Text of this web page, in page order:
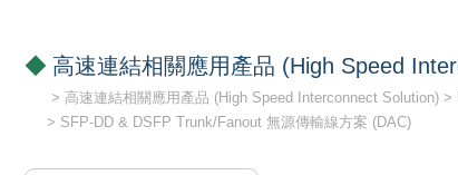
高速連結相關應用產品 (High Speed
高速連結相關應用產品 (High Speed Interconnect Solution)
SFP-DD & DSFP Trunk/Fanout 無源傳輸線方案 (DAC)